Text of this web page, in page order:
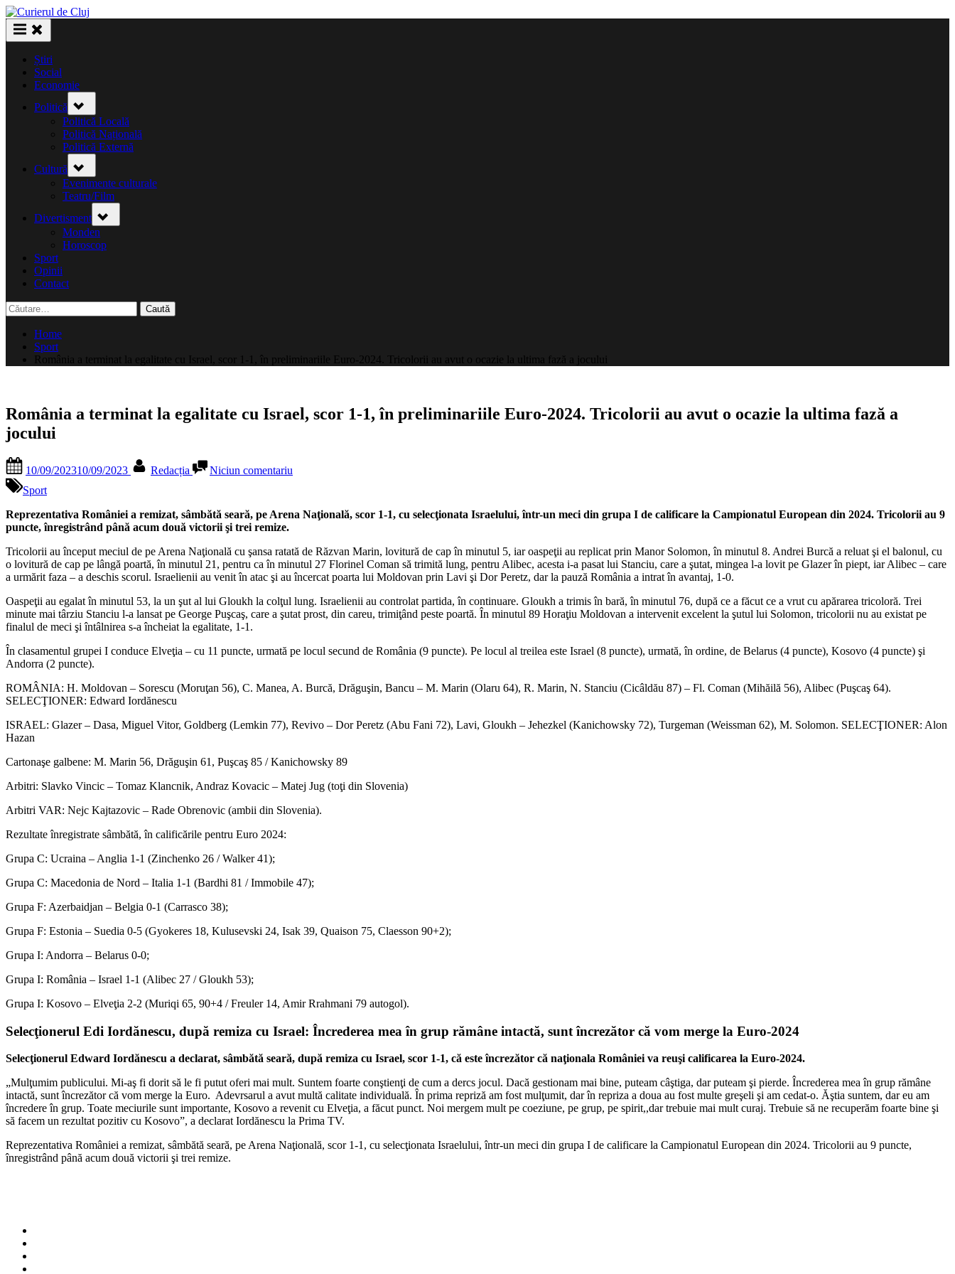
Skip
to
content
Știri
Social
Economie
Politică
sub-
menu
Politică Locală
Politică Națională
Politică Externă
Cultură
sub-
menu
Evenimente culturale
Teatru/Film
Divertisment sub-
menu
Monden
Horoscop
Sport
Opinii
Contact
Caută
după:
Home
Sport
România a terminat la egalitate cu Israel, scor 1-1, în preliminariile Euro-2024. Tricolorii au avut o ocazie la ultima fază a jocului
România a terminat la egalitate cu Israel, scor 1-1, în preliminariile Euro-2024. Tricolorii au avut o ocazie la ultima fază a
jocului
on
10/09/202310/09/2023 Redacția Niciun comentariuRomânia
la
Israel,
scor
1-
în
preliminariile
Tricolorii
o
la
ultima
jocului
Sport
Reprezentativa României a remizat, sâmbătă seară, pe Arena Naţională, scor 1-1, cu selecţionata Israelului, într-un meci din grupa I de calificare la Campionatul European din 2024. Tricolorii au 9
puncte, înregistrând până acum două victorii şi trei remize.
Tricolorii au început meciul de pe Arena Naţională cu şansa ratată de Răzvan Marin, lovitură de cap în minutul 5, iar oaspeţii au replicat prin Manor Solomon, în minutul 8. Andrei Burcă a reluat şi el balonul, cu
o lovitură de cap pe lângă poartă, în minutul 21, pentru ca în minutul 27 Florinel Coman să trimită lung, pentru Alibec, acesta i-a pasat lui Stanciu, care a şutat, mingea l-a lovit pe Glazer în piept, iar Alibec – care
a urmărit faza – a deschis scorul. Israelienii au venit în atac şi au încercat poarta lui Moldovan prin Lavi şi Dor Peretz, dar la pauză România a intrat în avantaj, 1-0.
Oaspeţii au egalat în minutul 53, la un şut al lui Gloukh la colţul lung. Israelienii au controlat partida, în continuare. Gloukh a trimis în bară, în minutul 76, după ce a făcut ce a vrut cu apărarea tricoloră. Trei
minute mai târziu Stanciu l-a lansat pe George Puşcaş, care a şutat prost, din careu, trimiţând peste poartă. În minutul 89 Horaţiu Moldovan a intervenit excelent la şutul lui Solomon, tricolorii nu au existat pe
finalul de meci şi întâlnirea s-a încheiat la egalitate, 1-1.
În clasamentul grupei I conduce Elveţia – cu 11 puncte, urmată pe locul secund de România (9 puncte). Pe locul al treilea este Israel (8 puncte), urmată, în ordine, de Belarus (4 puncte), Kosovo (4 puncte) şi
Andorra (2 puncte).
ROMÂNIA: H. Moldovan – Sorescu (Moruţan 56), C. Manea, A. Burcă, Drăguşin, Bancu – M. Marin (Olaru 64), R. Marin, N. Stanciu (Cicâldău 87) – Fl. Coman (Mihăilă 56), Alibec (Puşcaş 64).
SELECŢIONER: Edward Iordănescu
ISRAEL: Glazer – Dasa, Miguel Vitor, Goldberg (Lemkin 77), Revivo – Dor Peretz (Abu Fani 72), Lavi, Gloukh – Jehezkel (Kanichowsky 72), Turgeman (Weissman 62), M. Solomon. SELECŢIONER: Alon
Hazan
Cartonaşe galbene: M. Marin 56, Drăguşin 61, Puşcaş 85 / Kanichowsky 89
Arbitri: Slavko Vincic – Tomaz Klancnik, Andraz Kovacic – Matej Jug (toţi din Slovenia)
Arbitri VAR: Nejc Kajtazovic – Rade Obrenovic (ambii din Slovenia).
Rezultate înregistrate sâmbătă, în calificările pentru Euro 2024:
Grupa C: Ucraina – Anglia 1-1 (Zinchenko 26 / Walker 41);
Grupa C: Macedonia de Nord – Italia 1-1 (Bardhi 81 / Immobile 47);
Grupa F: Azerbaidjan – Belgia 0-1 (Carrasco 38);
Grupa F: Estonia – Suedia 0-5 (Gyokeres 18, Kulusevski 24, Isak 39, Quaison 75, Claesson 90+2);
Grupa I: Andorra – Belarus 0-0;
Grupa I: România – Israel 1-1 (Alibec 27 / Gloukh 53);
Grupa I: Kosovo – Elveţia 2-2 (Muriqi 65, 90+4 / Freuler 14, Amir Rrahmani 79 autogol).
Selecţionerul Edi Iordănescu, după remiza cu Israel: Încrederea mea în grup rămâne intactă, sunt încrezător că vom merge la Euro-2024
Selecţionerul Edward Iordănescu a declarat, sâmbătă seară, după remiza cu Israel, scor 1-1, că este încrezător că naţionala României va reuşi calificarea la Euro-2024.
„Mulţumim publicului. Mi-aş fi dorit să le fi putut oferi mai mult. Suntem foarte conştienţi de cum a dercs jocul. Dacă gestionam mai bine, puteam câştiga, dar puteam şi pierde. Încrederea mea în grup rămâne
intactă, sunt încrezător că vom merge la Euro. Adevrsarul a avut multă calitate individuală. În prima repriză am fost mulţumit, dar în repriza a doua au fost multe greşeli şi am cedat-o. Ăştia suntem, dar eu am
încredere în grup. Toate meciurile sunt importante, Kosovo a revenit cu Elveţia, a făcut punct. Noi mergem mult pe coeziune, pe grup, pe spirit,,dar trebuie mai mult curaj. Trebuie să ne recuperăm foarte bine şi
să facem un rezultat pozitiv cu Kosovo”, a declarat Iordănescu la Prima TV.
Reprezentativa României a remizat, sâmbătă seară, pe Arena Naţională, scor 1-1, cu selecţionata Israelului, într-un meci din grupa I de calificare la Campionatul European din 2024. Tricolorii au 9 puncte,
înregistrând până acum două victorii şi trei remize.